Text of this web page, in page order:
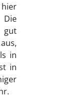
Die
gut
in
in